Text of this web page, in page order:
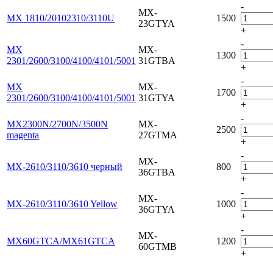
MX 1810/20102310/3110U
MX-
23GTYA
1500
-
+
MX
2301/2600/3100/4100/4101/5001
MX-
31GTBA
1300
-
+
MX
2301/2600/3100/4100/4101/5001
MX-
31GTYA
1700
-
+
MX2300N/2700N/3500N
magenta
MX-
27GTMA
2500
-
+
MX-2610/3110/3610 черный
MX-
36GTBA
800
-
+
MX-2610/3110/3610 Yellow
MX-
36GTYA
1000
-
+
MX60GTCA/MX61GTCA
MX-
60GTMB
1200
-
+